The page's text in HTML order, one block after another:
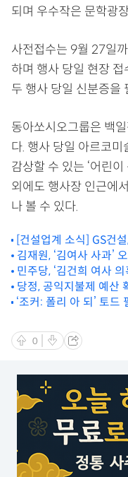
되며 우수작은 문학광
사전접수는 9월 27일
하며 행사 당일 현장
두 행사 당일 신분증을
동아쏘시오그룹은 백
다. 행사 당일 아르코
감상할 수 있는 ‘어린
외에도 행사장 인근에
나 볼 수 있다.
[건설업계 소식] GS건
월 2일 오픈 外
김재원, ‘김여사 사과’
민주당, ‘김건희 여사
당정, 공익지불제 예산
‘조커: 폴리 아 되’ 토드
0